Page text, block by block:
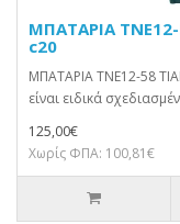
ΜΠΑΤΑΡΙΑ TNE12-
c20
ΜΠΑΤΑΡΙΑ TNE12-58
είναι ειδικά
125,00€
Χωρίς ΦΠΑ: 100,81€